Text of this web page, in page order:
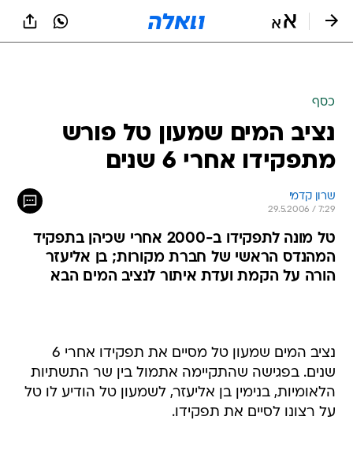
כסף
נציב המים שמעון טל פורש
מתפקידו אחרי 6 שנים
שרון קדמי
29.5.2006 / 7:29
טל מונה לתפקידו ב-2000 אחרי שכיהן בתפקיד
המהנדס הראשי של חברת מקורות; בן אליעזר
הורה על הקמת ועדת איתור לנציב המים הבא
נציב המים שמעון טל מסיים את תפקידו אחרי 6
שנים. בפגישה שהתקיימה אתמול בין שר התשתיות
הלאומיות, בנימין בן אליעזר, לשמעון טל הודיע לו טל
על רצונו לסיים את תפקידו.